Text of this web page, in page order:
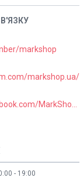
markshop
markshop.ua/
19:00